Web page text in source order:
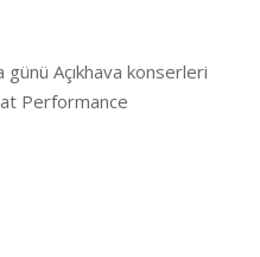
günü Açıkhava konserleri
Performance